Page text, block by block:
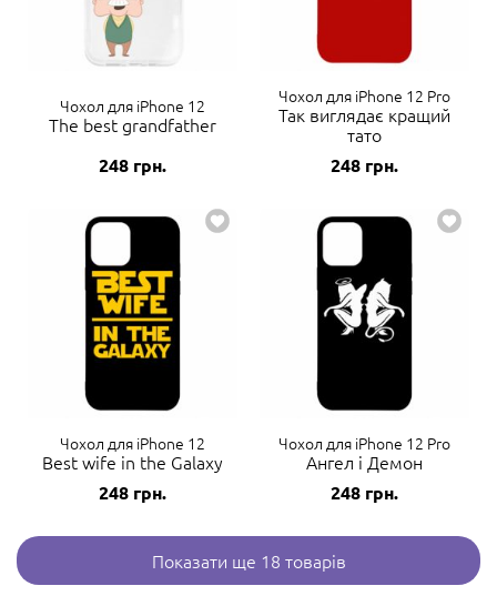
Чохол для iPhone 12
The best grandfather
248 грн.
Чохол для iPhone 12 Pro
Так виглядає кращий
тато
248 грн.
Чохол для iPhone 12
Best wife in the Galaxy
248 грн.
Чохол для iPhone 12 Pro
Ангел і Демон
248 грн.
Показати ще 18 товарів